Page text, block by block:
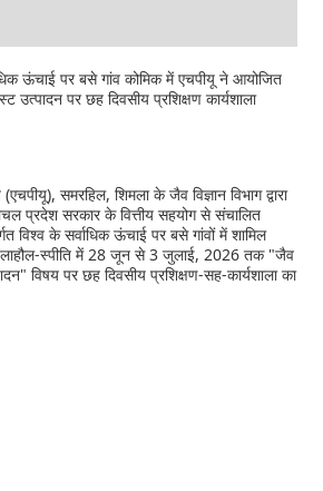
ऊंचाई पर बसे गांव कोमिक में एचपीयू ने आयोजित
उत्पादन पर छह दिवसीय प्रशिक्षण कार्यशाला
समरहिल, शिमला के जैव विज्ञान विभाग द्वारा
प्रदेश सरकार के वित्तीय सहयोग से संचालित
विश्व के सर्वाधिक ऊंचाई पर बसे गांवों में शामिल
लाहौल-स्पीति में 28 जून से 3 जुलाई, 2026 तक "जैव
विषय पर छह दिवसीय प्रशिक्षण-सह-कार्यशाला का